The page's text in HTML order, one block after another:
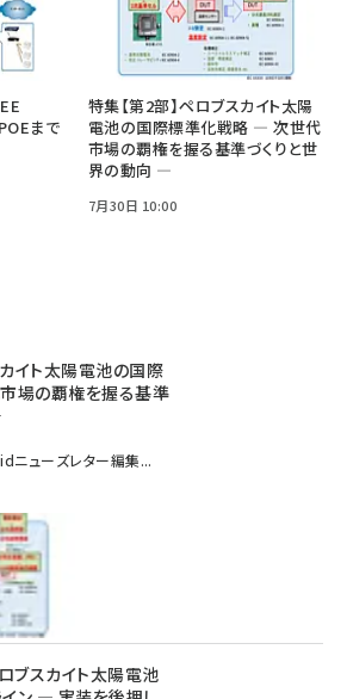
まで
特集【第2部】ペロブスカイト太陽
電池の国際標準化戦略 ― 次世代
市場の覇権を握る基準づくりと世
界の動向 ―
7月30日 10:00
イト太陽電池の国際
場の覇権を握る基準
ニューズレター編集...
ブスカイト太陽電池